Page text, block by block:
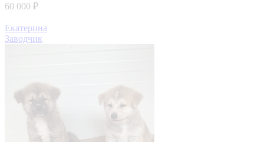
60 000 ₽
Екатерина
Заводчик